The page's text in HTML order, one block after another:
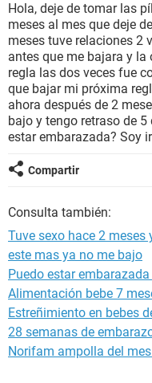
SEXUALIDAD
GLOSARIO
Hola, deje de tomar las
meses al mes que deje
meses tuve relaciones 2
antes que me bajara y
regla las dos veces fue
que bajar mi próxima
ahora después de 2
bajo y tengo retraso de
estar embarazada? Soy
Compartir
Consulta también:
Tuve sexo hace 2
este mas ya no me bajo
Puedo estar
Alimentación bebe 7
Estreñimiento en bebes
28 semanas de
Norifam ampolla del